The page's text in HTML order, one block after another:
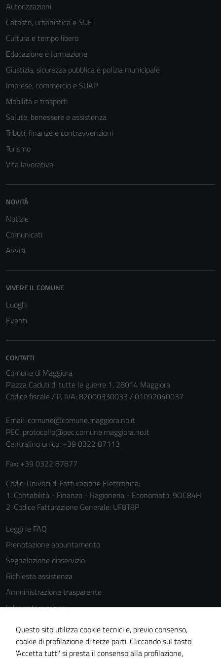
Autorizzazioni
Catasto, urbanistica e SUE
Cultura e tempo libero
Educazione e formazione
Giustizia, sicurezza pubblica e polizia municipale
Imprese, commercio e SUAP
Mobilità e trasporti
Salute, benessere e assistenza
Tributi, finanze e contravvenzioni
Turismo
Vita lavorativa
NOVITÀ
Notizie
Comunicati
Avvisi
VIVERE IL COMUNE
Luoghi
Eventi
CONTATTI
Comune di Maggiora
Piazza Caduti di tutte le guerre 1, 28014 Maggiora
Codice fiscale / P. IVA: 82000330033 / 01092040037
Email: comune@comune.maggiora.no.it
PEC: protocollo@pec.comune.maggiora.no.it
Centralino unico: +39 0322 87113
Fax: +39 0322 87877
Codici Univoci di Fatturazione Elettronica:
1. Contabilità - Finanza - Ragioneria - Economato: 9OC84H
2. Codice Fatturazione Generale: UF8T8P
Leggi le FAQ
Prenotazione appuntamento
Segnalazione disservizio
Richiesta assistenza
Amministrazione trasparente
Informativa privacy
Cookie Policy
Note legali
Dichiarazione di accessibilità
Questo sito utilizza cookie tecnici e, previo consenso,
cookie di profilazione di terze parti. Cliccando sul tasto
'Accetta tutti' si presta il consenso alla profilazione,